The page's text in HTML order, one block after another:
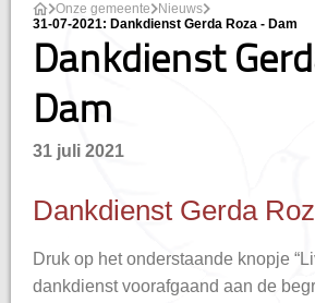
Onze gemeente
Nieuws
31-07-2021: Dankdienst Gerda Roza - Dam
Dankdienst
Dam
31 juli 2021
Dankdienst Gerda
Druk op het onderstaande knopje
dankdienst voorafgaand aan de